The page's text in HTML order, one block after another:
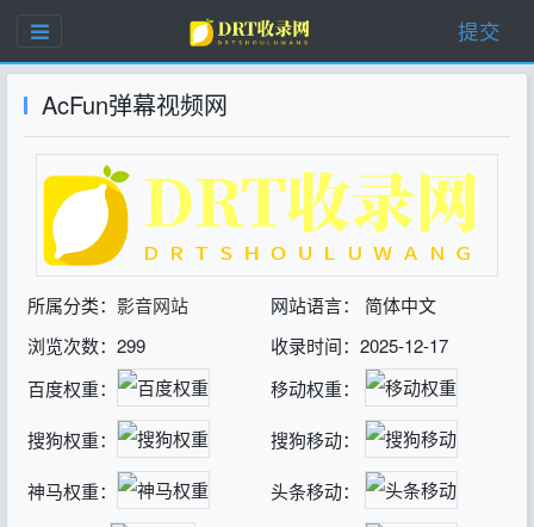
提交
AcFun弹幕视频网
所属分类： 影音网站
网站语言： 简体中文
浏览次数：299
收录时间：2025-12-17
百度权重：
移动权重：
搜狗权重： 搜狗移动：
神马权重： 头条移动：